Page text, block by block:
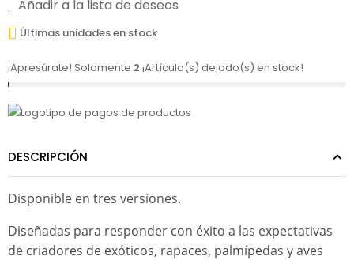
Añadir a la lista de deseos
Últimas unidades en stock
¡Apresúrate! Solamente 2 ¡Artículo(s) dejado(s) en stock!
DESCRIPCIÓN
Disponible en tres versiones.
Diseñadas para responder con éxito a las expectativas
de criadores de exóticos, rapaces, palmípedas y aves